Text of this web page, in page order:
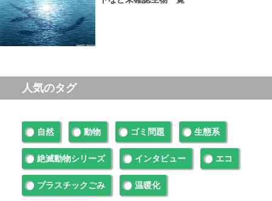
人気のタグ
自然 動物 ゴミ問題 生態系
絶滅動物シリーズ インタビュー エコ
プラスチックごみ 温暖化